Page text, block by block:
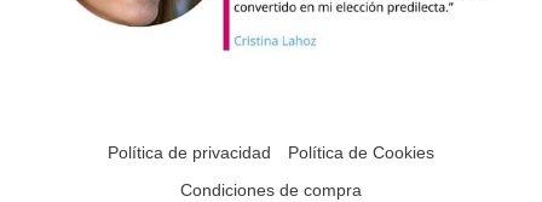
Política de privacidad
Política de Cookies
Condiciones de compra